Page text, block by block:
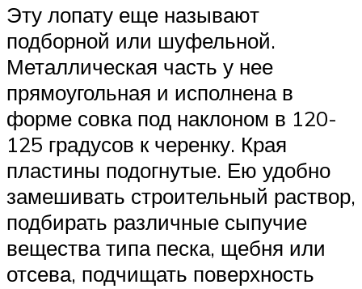
Эту лопату еще называют
подборной или шуфельной.
Металлическая часть у нее
прямоугольная и исполнена в
форме совка под наклоном в 120-
125 градусов к черенку. Края
пластины подогнутые. Ею удобно
замешивать строительный раствор,
подбирать различные сыпучие
вещества типа песка, щебня или
отсева, подчищать поверхность